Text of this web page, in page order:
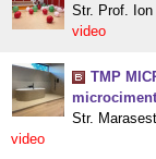
Str. Prof.
video
TMP
Str.
video